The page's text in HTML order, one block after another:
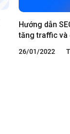
Hướng dẫn
tăng traffic và
26/01/2022